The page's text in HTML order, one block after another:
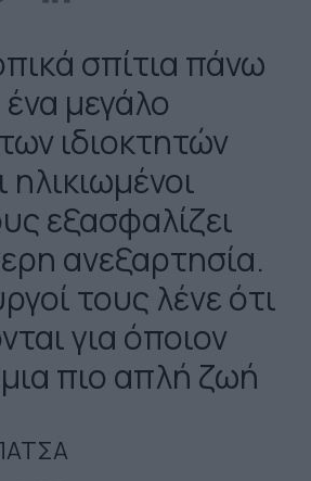
σπίτια πάνω
μεγάλο
ιδιοκτητών
ηλικιωμένοι
εξασφαλίζει
ανεξαρτησία.
τους λένε ότι
για όποιον
πιο απλή ζωή